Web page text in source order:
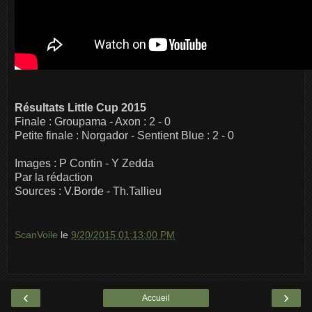
Résultats Little Cup 2015
Finale : Groupama - Axon : 2 - 0
Petite finale : Norgador - Sentient Blue : 2 - 0
Images : P Contin - Y Zedda
Par la rédaction
Sources : V.Borde - Th.Tallieu
ScanVoile le 9/20/2015 01:13:00 PM
‹ ›
Accueil